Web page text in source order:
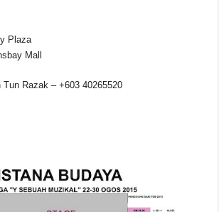
Plaza
Mall
Tun Razak – +603 40265520